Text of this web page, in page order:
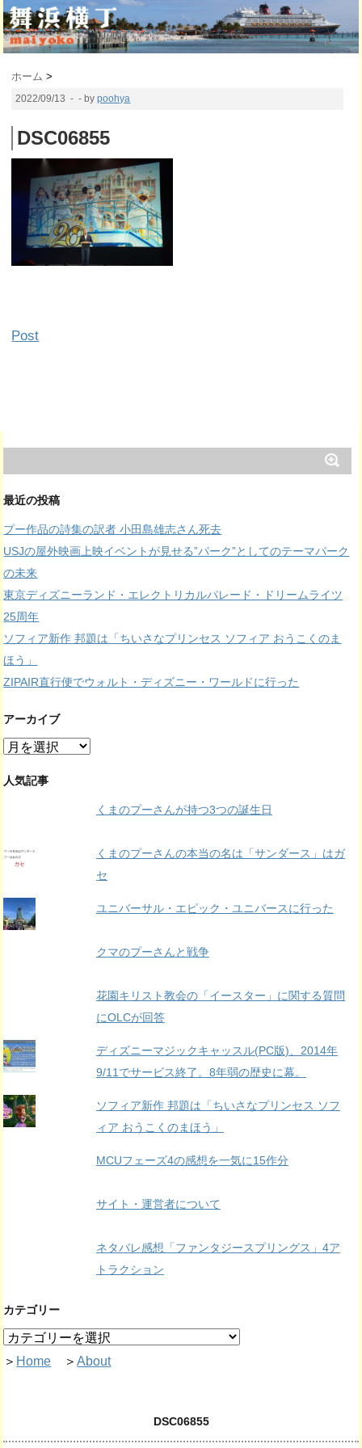
ホーム >
2022/09/13 - - bypoohya
DSC06855
Post
最近の投稿
プー作品の詩集の訳者 小田島雄志さん死去
USJの屋外映画上映イベントが見せる”パーク”としてのテーマパーク
の未来
東京ディズニーランド・エレクトリカルパレード・ドリームライツ
25周年
ソフィア新作 邦題は「ちいさなプリンセス ソフィア おうこくのま
ほう」
ZIPAIR直行便でウォルト・ディズニー・ワールドに行った
アーカイブ
ア
カ
人気記事
くまのプーさんが持つ3つの誕生日
くまのプーさんの本当の名は「サンダース」はガ
セ
ユニバーサル・エピック・ユニバースに行った
クマのプーさんと戦争
花園キリスト教会の「イースター」に関する質問
にOLCが回答
ディズニーマジックキャッスル(PC版)、2014年
9/11でサービス終了。8年弱の歴史に幕。
ソフィア新作 邦題は「ちいさなプリンセス ソフ
ィア おうこくのまほう」
MCUフェーズ4の感想を一気に15作分
サイト・運営者について
ネタバレ感想「ファンタジースプリングス」4ア
トラクション
カテゴリー
＞ Home ＞About
DSC06855